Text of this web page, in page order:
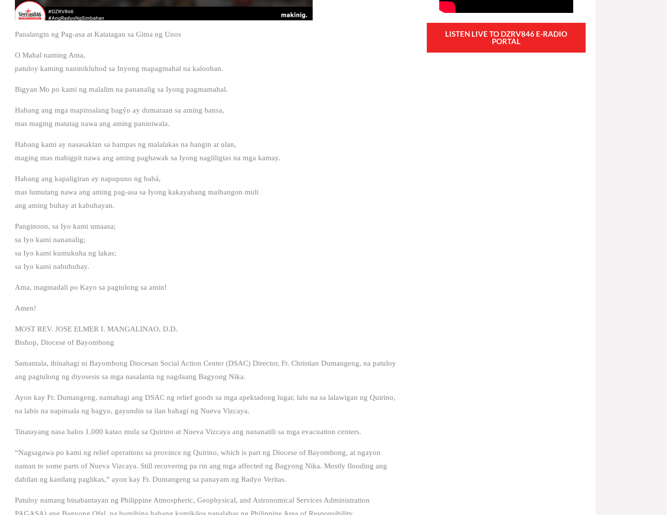
Panalangin ng Pag-asa at Katatagan sa Gitna ng Unos
O Mahal naming Ama,
patuloy kaming naninikluhod sa Inyong mapagmahal na kalooban.
Bigyan Mo po kami ng malalim na pananalig sa Iyong pagmamahal.
Habang ang mga mapinsalang bagýo ay dumaraan sa aming bansa,
mas maging matatag nawa ang aming paniniwala.
Habang kami ay nasasaktan sa hampas ng malalakas na hangin at ulan,
maging mas mahigpit nawa ang aming paghawak sa Iyong nagliligtas na mga kamay.
Habang ang kapaligiran ay napupuno ng bahá,
mas lumutang nawa ang aming pag-asa sa Iyong kakayahang maibangon muli
ang aming buhay at kabuhayan.
Panginoon, sa Iyo kami umaasa;
sa Iyo kami nananalig;
sa Iyo kami kumukuha ng lakas;
sa Iyo kami nabubuhay.
Ama, magmadali po Kayo sa pagtulong sa amin!
Amen!
MOST REV. JOSE ELMER I. MANGALINAO, D.D.
Bishop, Diocese of Bayombong
Samantala, ibinahagi ni Bayombong Diocesan Social Action Center (DSAC) Director, Fr. Christian Dumangeng, na patuloy
ang pagtulong ng diyosesis sa mga nasalanta ng nagdaang Bagyong Nika.
Ayon kay Fr. Dumangeng, namahagi ang DSAC ng relief goods sa mga apektadong lugar, lalo na sa lalawigan ng Quirino,
na labis na napinsala ng bagyo, gayundin sa ilan bahagi ng Nueva Vizcaya.
Tinatayang nasa halos 1,000 katao mula sa Quirino at Nueva Vizcaya ang nananatili sa mga evacuation centers.
“Nagsagawa po kami ng relief operations sa province ng Quirino, which is part ng Diocese of Bayombong, at ngayon
naman to some parts of Nueva Vizcaya. Still recovering pa rin ang mga affected ng Bagyong Nika. Mostly flooding ang
dahilan ng kanilang paglikas,” ayon kay Fr. Dumangeng sa panayam ng Radyo Veritas.
Patuloy namang binabantayan ng Philippine Atmospheric, Geophysical, and Astronomical Services Administration
PAGASA) ang Bagyong Ofel, na humihina habang kumikilos papalabas ng Philippine Area of Responsibility.
LISTEN LIVE TO DZRV846 E-RADIO
PORTAL